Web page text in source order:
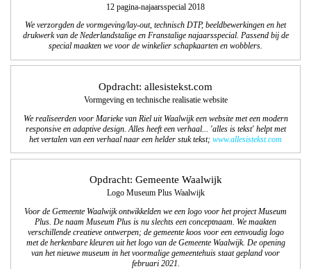
12 pagina-najaarsspecial 2018
We verzorgden de vormgeving/lay-out, technisch DTP, beeldbewerkingen en het
drukwerk van de Nederlandstalige en Franstalige najaarsspecial. Passend bij de
special maakten we voor de winkelier schapkaarten en wobblers.
Opdracht: allesistekst.com
Vormgeving en technische realisatie website
We realiseerden voor Marieke van Riel uit Waalwijk een website met een modern
responsive en adaptive design. Alles heeft een verhaal... 'alles is tekst' helpt met
het vertalen van een verhaal naar een helder stuk tekst; www.allesistekst.com
Opdracht: Gemeente Waalwijk
Logo Museum Plus Waalwijk
Voor de Gemeente Waalwijk ontwikkelden we een logo voor het project Museum
Plus. De naam Museum Plus is nu slechts een conceptnaam. We maakten
verschillende creatieve ontwerpen; de gemeente koos voor een eenvoudig logo
met de herkenbare kleuren uit het logo van de Gemeente Waalwijk. De opening
van het nieuwe museum in het voormalige gemeentehuis staat gepland voor
februari 2021.